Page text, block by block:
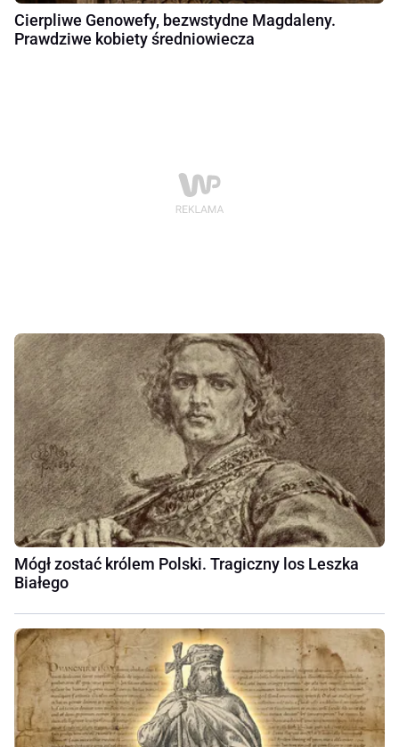
Cierpliwe Genowefy, bezwstydne Magdaleny.
Prawdziwe kobiety średniowiecza
Mógł zostać królem Polski. Tragiczny los Leszka
Białego